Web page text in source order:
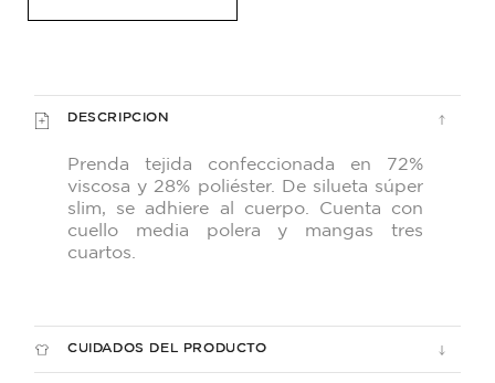
DESCRIPCION
Prenda tejida confeccionada en 72%
viscosa y 28% poliéster. De silueta súper
slim, se adhiere al cuerpo. Cuenta con
cuello media polera y mangas tres
cuartos.
CUIDADOS DEL PRODUCTO